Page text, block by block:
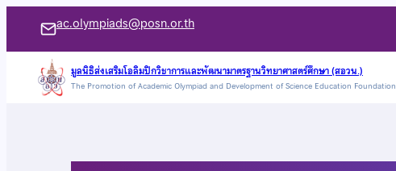
เนื้อหา
ac.olympiads@posn.or.th
มูลนิธิส่งเสริมโอลิมปิกวิชาการและพัฒนามาตรฐานวิทยาศาสตร์ศึกษา (สอวน.)
The Promotion of Academic Olympiad and Development of Science Education Foundation